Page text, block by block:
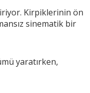
Kirpiklerinin ön
sinematik bir
yaratırken,